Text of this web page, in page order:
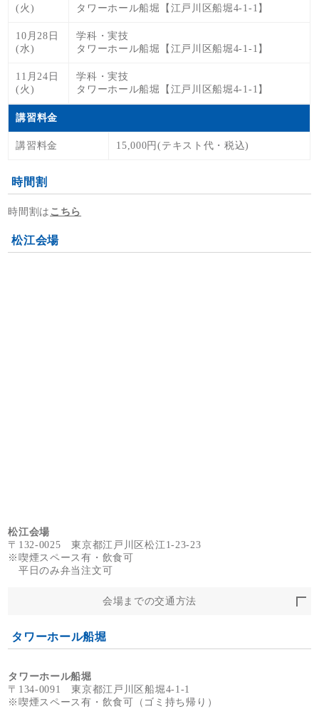
(火)
タワーホール船堀【江戸川区船堀4-1-1】
10月28日
(水)
学科・実技
タワーホール船堀【江戸川区船堀4-1-1】
11月24日
(火)
学科・実技
タワーホール船堀【江戸川区船堀4-1-1】
講習料金
講習料金 15,000円(テキスト代・税込)
時間割
時間割は こちら
松江会場
松江会場
〒132-0025 東京都江戸川区松江1-23-23
※喫煙スペース有・飲食可
平日のみ弁当注文可
会場までの交通方法
タワーホール船堀
タワーホール船堀
〒134-0091 東京都江戸川区船堀4-1-1
※喫煙スペース有・飲食可（ゴミ持ち帰り）